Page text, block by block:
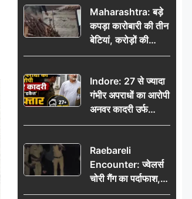
उठाया लाभ
Maharashtra: बड़े
कपड़ा कारोबारी की तीन
बेटियां, करोड़ों की
कमाई… फिर भी पिता
अंतिम दिन, 5100 रुपये
भेजकर कहा– अंतिम
संस्कार कर दीजिए हम
नहीं आ पाएंगे
Indore: 27 से ज्यादा
गंभीर अपराधों का आरोपी
अनवर कादरी उर्फ
‘डकैत’ गिरफ्तार, इंदौर
Raebareli
Encounter: ज्वेलर्स
चोरी गैंग का पर्दाफाश,
पुलिस मुठभेड़ में दो